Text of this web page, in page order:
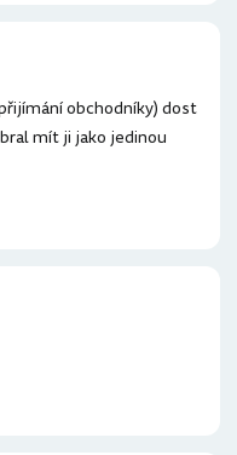
obchodníky) dost
mít ji jako jedinou